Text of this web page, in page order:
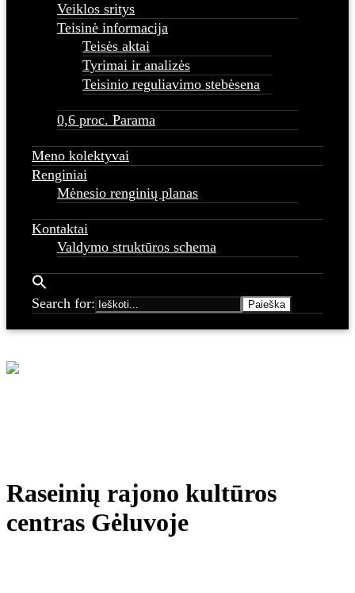
Veiklos sritys
Teisinė informacija
Teisės aktai
Tyrimai ir analizės
Teisinio reguliavimo stebėsena
0,6 proc. Parama
Meno kolektyvai
Renginiai
Mėnesio renginių planas
Kontaktai
Valdymo struktūros schema
Search for:
Raseinių rajono kultūros
centras Gėluvoje